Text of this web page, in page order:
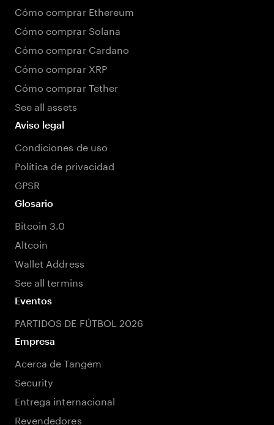
Cómo comprar Ethereum
Cómo comprar Solana
Cómo comprar Cardano
Cómo comprar XRP
Cómo comprar Tether
See all assets
Aviso legal
Condiciones de uso
Política de privacidad
GPSR
Glosario
Bitcoin 3.0
Altcoin
Wallet Address
See all termins
Eventos
PARTIDOS DE FÚTBOL 2026
Empresa
Acerca de Tangem
Security
Entrega internacional
Revendedores